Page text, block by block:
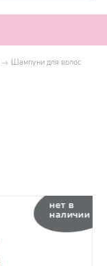
Шампуни для волос
нет в
наличии